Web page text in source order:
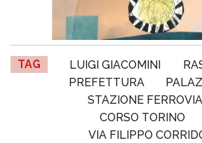
TAG LUIGI GIACOMINI
PREFETTURA
STAZIONE
CORSO TORINO
VIA FILIPPO